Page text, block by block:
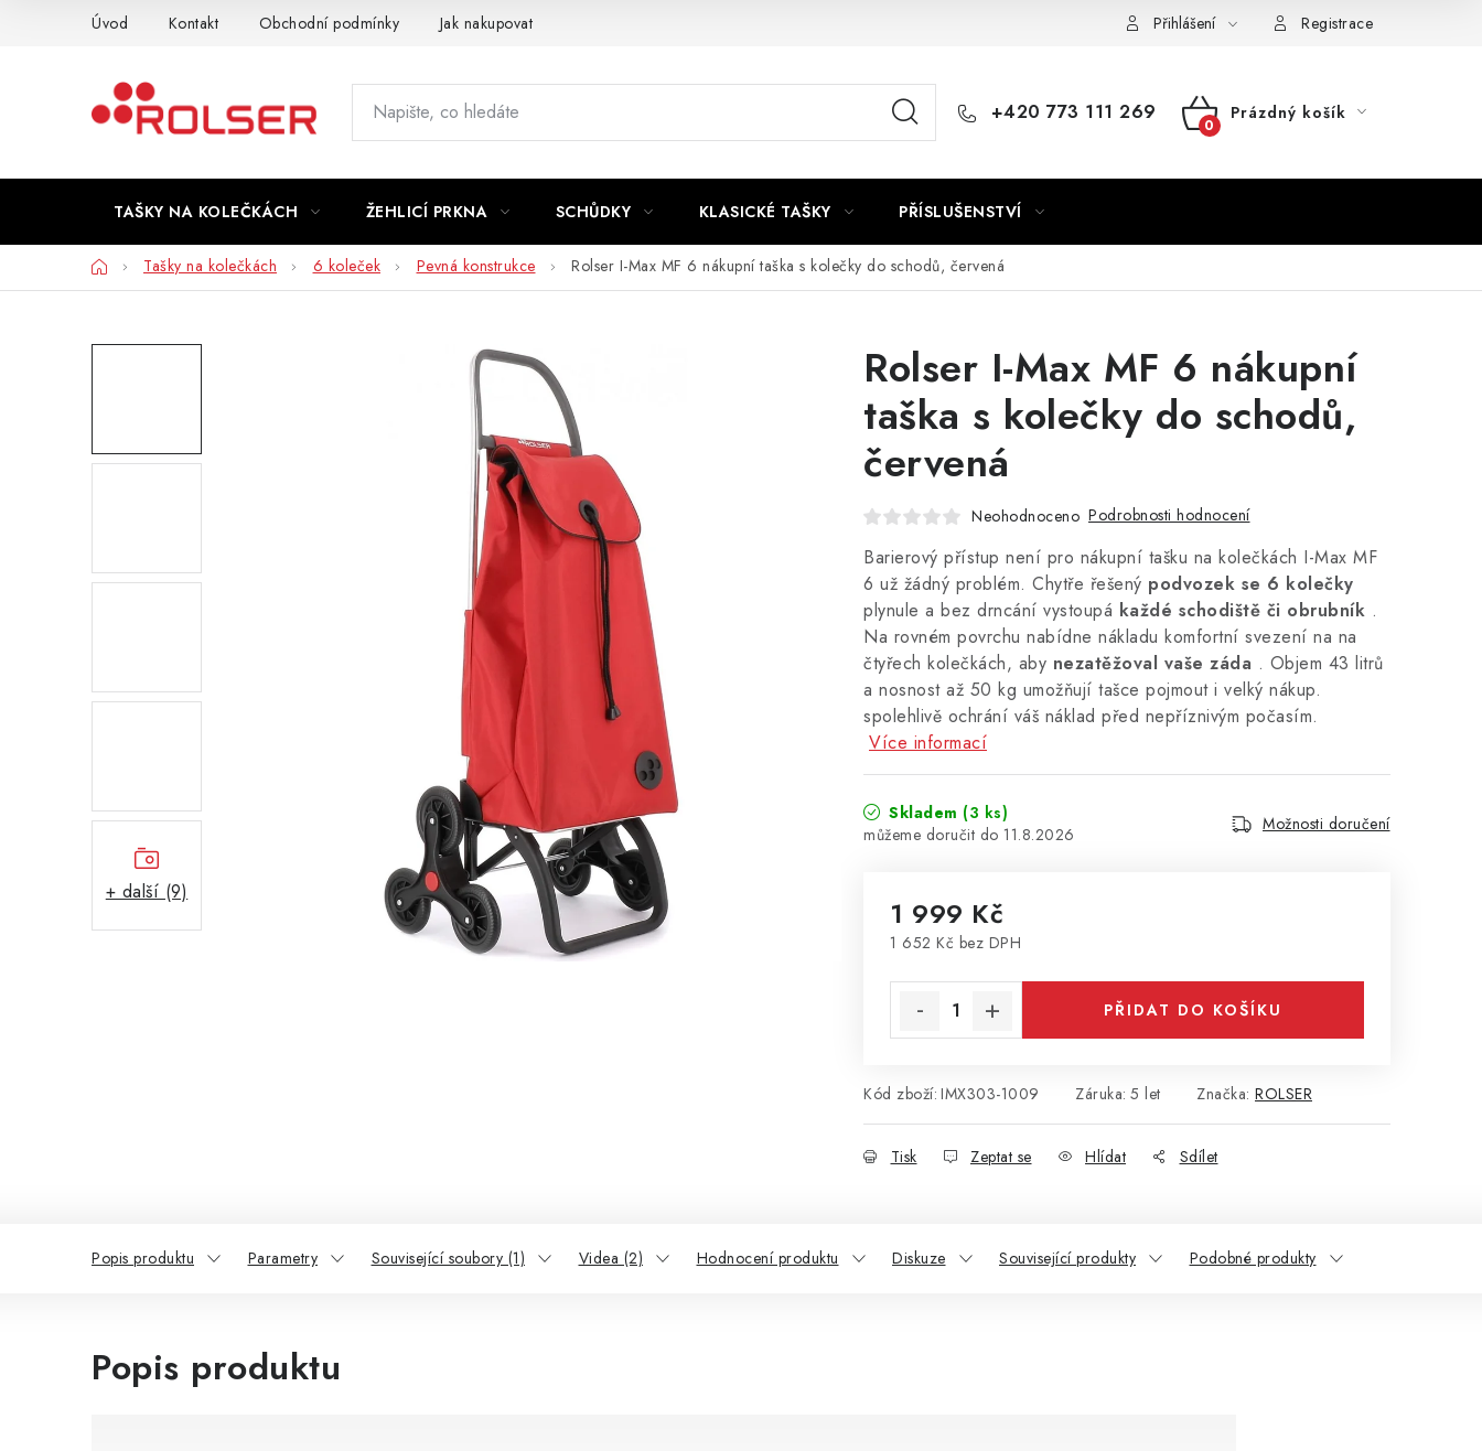
Úvod Kontakt Obchodní podmínky Jak nakupovat Přihlášení Registrace
+420 773 111 269
NÁKUPNÍ
Prázdný košík
TAŠKY NA KOLEČKÁCH ŽEHLICÍ PRKNA SCHŮDKY KLASICKÉ TAŠKY PŘÍSLUŠENSTVÍ
DomůTašky na kolečkách 6 koleček Pevná konstrukce Rolser I-Max MF 6 nákupní taška s kolečky do schodů, červená
+ další (9)
Rolser I-Max MF 6 nákupní
taška s kolečky do schodů,
červená
Neohodnoceno Podrobnosti hodnocení
Barierový přístup není pro nákupní tašku na kolečkách I-Max MF
6 už žádný problém. Chytře řešený podvozek se 6 kolečky
plynule a bez drncání vystoupá každé schodiště či obrubník .
Na rovném povrchu nabídne nákladu komfortní svezení na na
čtyřech kolečkách, aby nezatěžoval vaše záda . Objem 43 litrů
a nosnost až 50 kg umožňují tašce pojmout i velký nákup.
spolehlivě ochrání váš náklad před nepříznivým počasím.
Více informací
Skladem (3 ks)
11.8.2026
Možnosti doručení
1 999 Kč
1 652 Kč bez DPH
PŘIDAT DO KOŠÍKU
Kód zboží: IMX303-1009 Záruka: 5 let Značka: ROLSER
Tisk Zeptat se Hlídat Sdílet
Popis produktu Parametry Související soubory (1) Videa (2) Hodnocení produktu Diskuze Související produkty Podobné produkty
Popis produktu